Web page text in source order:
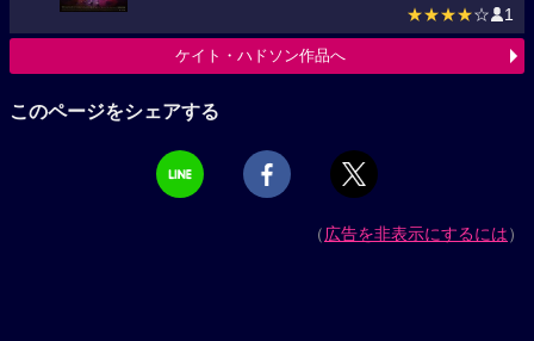
★★★★☆ 1
ケイト・ハドソン作品へ
このページをシェアする
（広告を非表示にするには）